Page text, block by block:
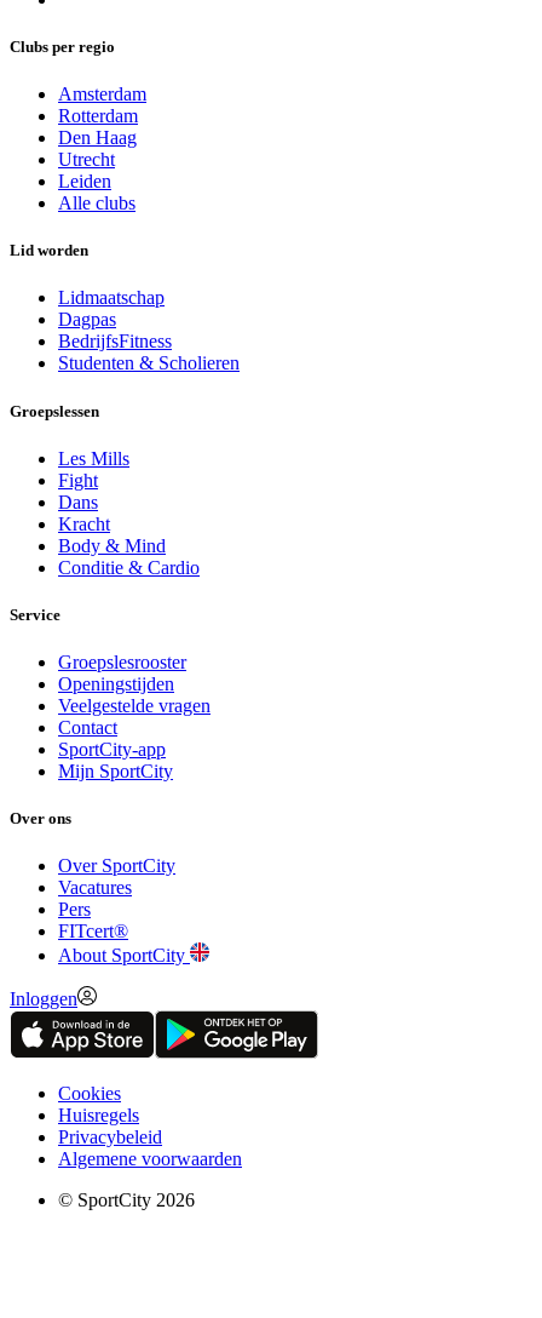
Clubs per regio
Amsterdam
Rotterdam
Den Haag
Utrecht
Leiden
Alle clubs
Lid worden
Lidmaatschap
Dagpas
BedrijfsFitness
Studenten & Scholieren
Groepslessen
Les Mills
Fight
Dans
Kracht
Body & Mind
Conditie & Cardio
Service
Groepslesrooster
Openingstijden
Veelgestelde vragen
Contact
SportCity-app
Mijn SportCity
Over ons
Over SportCity
Vacatures
Pers
FITcert®
About SportCity
Inloggen
Cookies
Huisregels
Privacybeleid
Algemene voorwaarden
© SportCity 2026